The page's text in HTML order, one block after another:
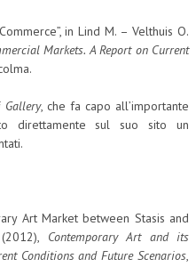
in Lind M. – Velthuis O.
Markets. A Report on Current
Gallery, che fa capo all’importante
direttamente sul suo sito un
Art Market between Stasis and
Contemporary Art and its
Conditions and Future Scenarios,